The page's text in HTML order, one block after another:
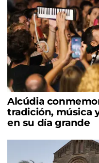
Alcúdia
tradición, música
en su día grande